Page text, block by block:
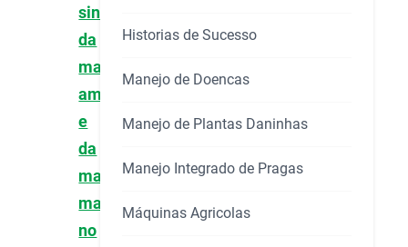
sintomas
da
mancha-
amarela
e
da
mancha-
marrom
no
Historias de Sucesso
Manejo de Doencas
Manejo de Plantas Daninhas
Manejo Integrado de Pragas
Máquinas Agricolas